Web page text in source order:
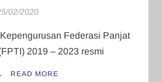
02/2020
Federasi Panjat
2019 – 2023 resmi
READ MORE